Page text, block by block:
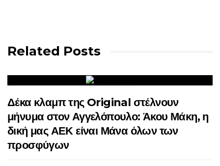
Related Posts
Δέκα κλαμπ της Original στέλνουν
μήνυμα στον Αγγελόπουλο: Άκου Μάκη, η
δική μας ΑΕΚ είναι Μάνα όλων των
προσφύγων